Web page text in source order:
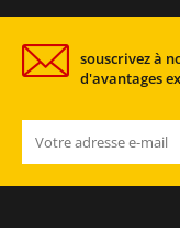
souscrivez à
d'avantages